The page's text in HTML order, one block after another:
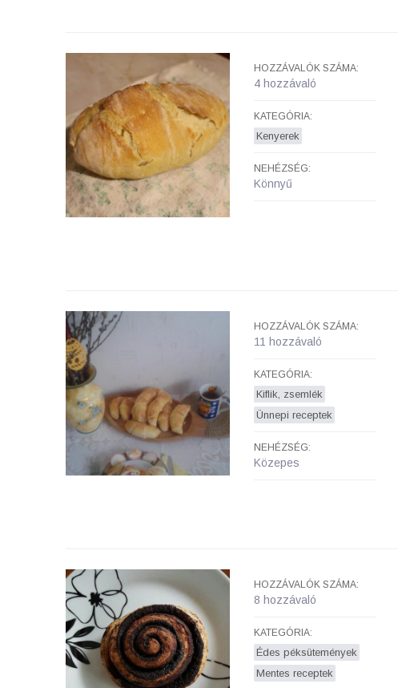
HOZZÁVALÓK SZÁMA:
4 hozzávaló
KATEGÓRIA:
Kenyerek
NEHÉZSÉG:
Könnyű
HOZZÁVALÓK SZÁMA:
11 hozzávaló
KATEGÓRIA:
Kiflik, zsemlék
Ünnepi receptek
NEHÉZSÉG:
Közepes
HOZZÁVALÓK SZÁMA:
8 hozzávaló
KATEGÓRIA:
Édes péksütemények
Mentes receptek